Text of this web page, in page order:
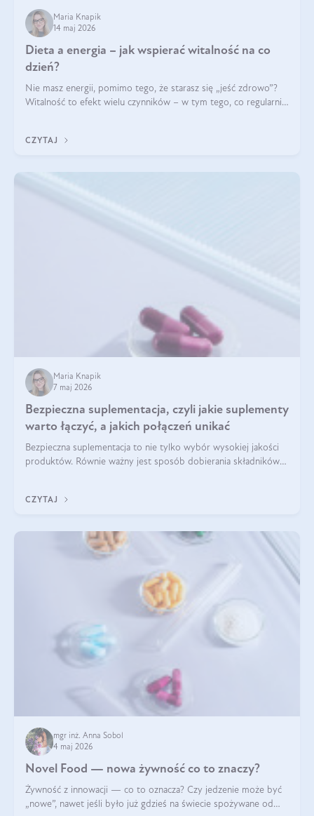
Maria Knapik
14 maj 2026
Dieta a energia – jak wspierać witalność na co
dzień?
Nie masz energii, pomimo tego, że starasz się „jeść zdrowo”?
Witalność to efekt wielu czynników – w tym tego, co regularnie
CZYTAJ
Maria Knapik
7 maj 2026
Bezpieczna suplementacja, czyli jakie suplementy
warto łączyć, a jakich połączeń unikać
Bezpieczna suplementacja to nie tylko wybór wysokiej jakości
produktów. Równie ważny jest sposób dobierania składników
CZYTAJ
mgr inż. Anna Sobol
4 maj 2026
Novel Food — nowa żywność co to znaczy?
Żywność z innowacji — co to oznacza? Czy jedzenie może być
„nowe”, nawet jeśli było już gdzieś na świecie spożywane od